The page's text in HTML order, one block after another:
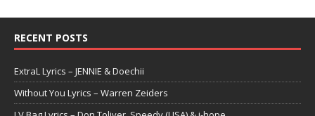
RECENT POSTS
ExtraL Lyrics – JENNIE & Doechii
Without You Lyrics – Warren Zeiders